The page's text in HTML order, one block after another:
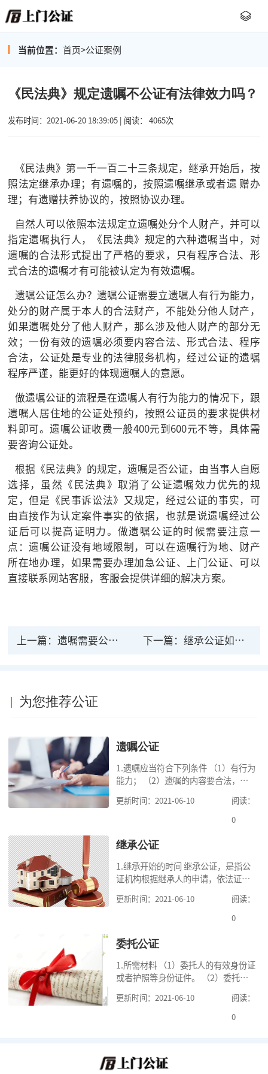
当前位置： 首页>公证案例
《民法典》规定遗嘱不公证有法律效力吗？
发布时间：2021-06-20 18:39:05 | 阅读： 4065次
《民法典》第一千一百二十三条规定，继承开始后，按
照法定继承办理；有遗嘱的，按照遗嘱继承或者遗 赠办
理；有遗赠扶养协议的，按照协议办理。
自然人可以依照本法规定立遗嘱处分个人财产，并可以
指定遗嘱执行人，《民法典》规定的六种遗嘱当中，对
遗嘱的合法形式提出了严格的要求，只有程序合法、形
式合法的遗嘱才有可能被认定为有效遗嘱。
遗嘱公证怎么办？遗嘱公证需要立遗嘱人有行为能力，
处分的财产属于本人的合法财产，不能处分他人财产，
如果遗嘱处分了他人财产，那么涉及他人财产的部分无
效；一份有效的遗嘱必须要内容合法、形式合法、程序
合法，公证处是专业的法律服务机构，经过公证的遗嘱
程序严谨，能更好的体现遗嘱人的意愿。
做遗嘱公证的流程是在遗嘱人有行为能力的情况下，跟
遗嘱人居住地的公证处预约，按照公证员的要求提供材
料即可。遗嘱公证收费一般400元到600元不等，具体需
要咨询公证处。
根据《民法典》的规定，遗嘱是否公证，由当事人自愿
选择，虽然《民法典》取消了公证遗嘱效力优先的规
定，但是《民事诉讼法》又规定，经过公证的事实，可
由直接作为认定案件事实的依据，也就是说遗嘱经过公
证后可以提高证明力。做遗嘱公证的时候需要注意一
点：遗嘱公证没有地域限制，可以在遗嘱行为地、财产
所在地办理，如果需要办理加急公证、上门公证、可以
直接联系网站客服，客服会提供详细的解决方案。
上一篇：遗嘱需要公证才有法律效力吗？ 下一篇： 继承公证如何办理？
为您推荐公证
遗嘱公证
1.遗嘱应当符合下列条件 （1）有行为
能力； （2）遗嘱的内容要合法，对
人要保留必要的份额； （3）遗嘱中
的财产是个人合法财产。 2.可受理的
更新时间：2021-06-10
阅读：
0
继承公证
1.继承开始的时间 继承公证，是指公
证机构根据继承人的申请，依法证明
国《民法典》第一千一百二十一条规
定，继承从被继承人死亡时开始。 2.
更新时间：2021-06-10
阅读：
0
委托公证
1.所需材料 （1）委托人的有效身份证
或者护照等身份证件。 （2）委托人
人提供《常住人口登记卡》本人页原
件及经过户籍所在单位盖章的首页复
更新时间：2021-06-10
阅读：
0